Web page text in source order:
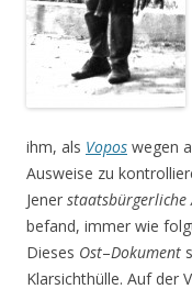
ihm, als Vopos wegen
Ausweise zu
Jener staatsbürgerliche
befand, immer wie
Dieses Ost–Dokument
Klarsichthülle. Auf der